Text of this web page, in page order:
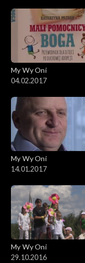
My Wy Oni
04.02.2017
My Wy Oni
14.01.2017
My Wy Oni
29.10.2016